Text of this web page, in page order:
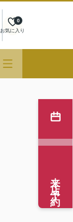
お気に入り
0
来店予約